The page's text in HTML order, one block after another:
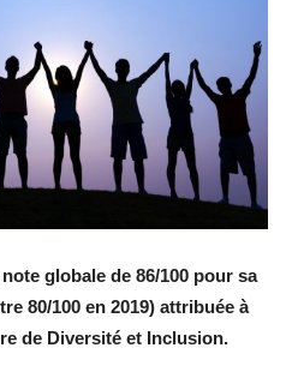
globale de 86/100 pour sa
80/100 en 2019) attribuée à
de Diversité et Inclusion.